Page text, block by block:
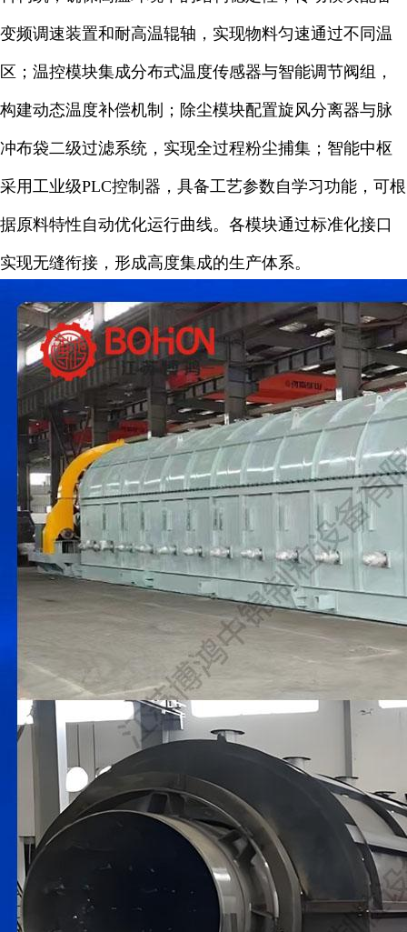
变频调速装置和耐高温辊轴，实现物料匀速通过不同温
区；温控模块集成分布式温度传感器与智能调节阀组，
构建动态温度补偿机制；除尘模块配置旋风分离器与脉
冲布袋二级过滤系统，实现全过程粉尘捕集；智能中枢
采用工业级PLC控制器，具备工艺参数自学习功能，可根
据原料特性自动优化运行曲线。各模块通过标准化接口
实现无缝衔接，形成高度集成的生产体系。